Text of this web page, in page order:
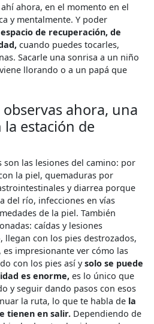
ahora, en el momento en el
y mentalmente. Y poder
de recuperación, de
cuando puedes tocarles,
Sacarle una sonrisa a un niño
llorando o a un papá que
ahora, una
estación de
las lesiones del camino: por
la piel, quemaduras por
y diarrea porque
del río, infecciones en vías
de la piel. También
caídas y lesiones
llegan con los pies destrozados,
es impresionante ver cómo las
con los pies así ysolo se puede
es enorme, es lo único que
y seguir dando pasos con esos
la ruta, lo que te habla de la
tienen en salir. Dependiendo de